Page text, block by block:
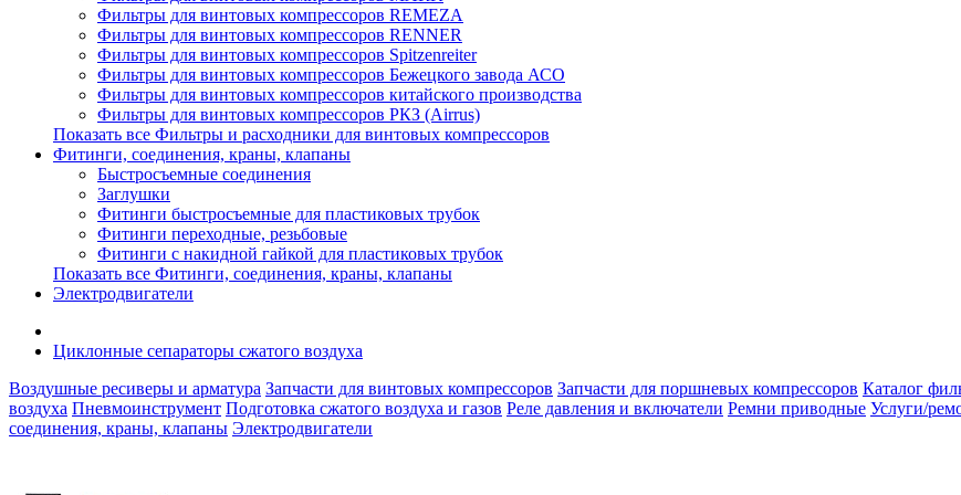
Фильтры для винтовых компрессоров REMEZA
Фильтры для винтовых компрессоров RENNER
Фильтры для винтовых компрессоров Spitzenreiter
Фильтры для винтовых компрессоров Бежецкого завода АСО
Фильтры для винтовых компрессоров китайского производства
Фильтры для винтовых компрессоров РКЗ (Airrus)
Показать все Фильтры и расходники для винтовых компрессоров
Фитинги, соединения, краны, клапаны
Быстросъемные соединения
Заглушки
Фитинги быстросъемные для пластиковых трубок
Фитинги переходные, резьбовые
Фитинги с накидной гайкой для пластиковых трубок
Показать все Фитинги, соединения, краны, клапаны
Электродвигатели
Циклонные сепараторы сжатого воздуха
Воздушные ресиверы и арматура Запчасти для винтовых компрессоров Запчасти для поршневых компрессоров Каталог
воздуха Пневмоинструмент Подготовка сжатого воздуха и газов Реле давления и включатели Ремни приводные Услуги/
соединения, краны, клапаны Электродвигатели